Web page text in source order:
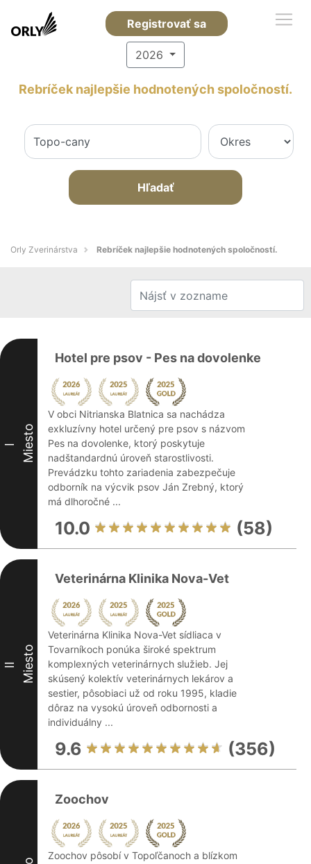
Registrovať sa
2026
Rebríček najlepšie hodnotených spoločností.
Hľadať
Orly Zverinárstva Rebríček najlepšie hodnotených spoločností.
I Miesto
Hotel pre psov - Pes na dovolenke
V obci Nitrianska Blatnica sa nachádza
exkluzívny hotel určený pre psov s názvom
Pes na dovolenke, ktorý poskytuje
nadštandardnú úroveň starostlivosti.
Prevádzku tohto zariadenia zabezpečuje
odborník na výcvik psov Ján Zrebný, ktorý
má dlhoročné ...
10.0 (58)
II Miesto
Veterinárna Klinika Nova-Vet
Veterinárna Klinika Nova-Vet sídliaca v
Tovarníkoch ponúka široké spektrum
komplexných veterinárnych služieb. Jej
skúsený kolektív veterinárnych lekárov a
sestier, pôsobiaci už od roku 1995, kladie
dôraz na vysokú úroveň odbornosti a
individuálny ...
9.6 (356)
Zoochov
Zoochov pôsobí v Topoľčanoch a blízkom